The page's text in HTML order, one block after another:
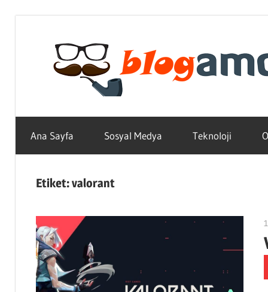
Haber,
Bilgi
–
Amcası
Ana Sayfa Sosyal Medya Teknoloji
Etiket:valorant